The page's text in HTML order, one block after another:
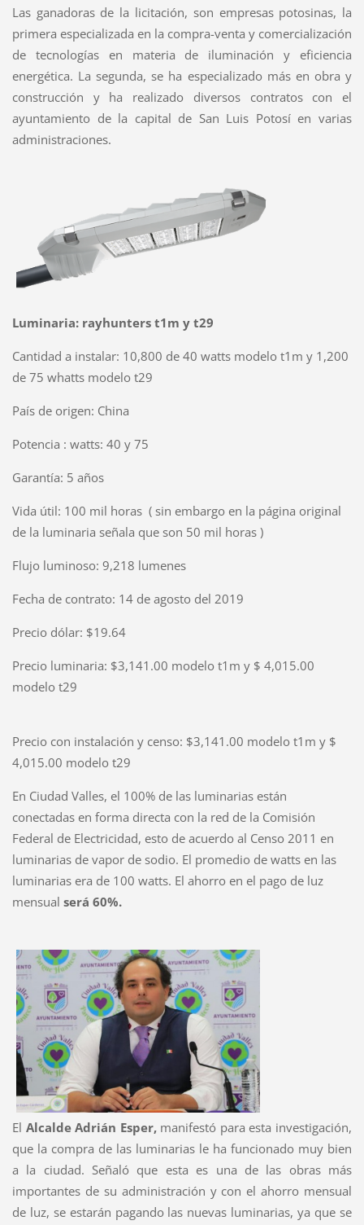
Las ganadoras de la licitación, son empresas potosinas, la
primera especializada en la compra-venta y comercialización
de tecnologías en materia de iluminación y eficiencia
energética. La segunda, se ha especializado más en obra y
construcción y ha realizado diversos contratos con el
ayuntamiento de la capital de San Luis Potosí envarias
administraciones.
Luminaria: rayhunters t1m y t29
Cantidad a instalar: 10,800 de 40 watts modelo t1m y 1,200
de 75 whatts modelo t29
País de origen: China
Potencia : watts: 40 y 75
Garantía: 5 años
Vida útil: 100 mil horas ( sin embargo en la página original
de la luminaria señala que son 50 mil horas )
Flujo luminoso: 9,218 lumenes
Fecha de contrato: 14 de agosto del 2019
Precio dólar: $19.64
Precio luminaria: $3,141.00 modelo t1m y $ 4,015.00
modelo t29
Precio con instalación y censo: $3,141.00 modelo t1m y $
4,015.00 modelo t29
En Ciudad Valles, el 100% de las luminarias están
conectadas en forma directa con la red de la Comisión
Federal de Electricidad, esto de acuerdo al Censo 2011 en
luminarias de vapor de sodio. El promedio de watts en las
luminarias era de 100 watts. El ahorro en el pago de luz
mensual será 60%.
El Alcalde Adrián Esper,manifestó para esta investigación,
que la compra de las luminarias le ha funcionado muy bien
a la ciudad. Señaló que esta es una de las obras más
importantes de su administración y con el ahorro mensual
de luz, se estarán pagando las nuevas luminarias, ya que se